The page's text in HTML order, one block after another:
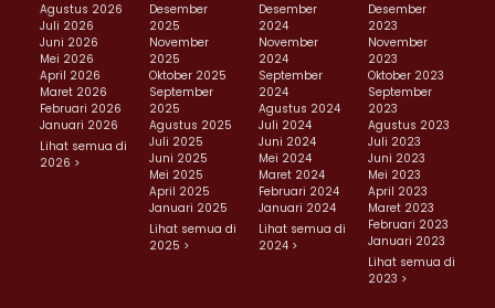
Agustus 2026
Juli 2026
Juni 2026
Mei 2026
April 2026
Maret 2026
Februari 2026
Januari 2026
Lihat semua di
2026 >
Desember
2025
November
2025
Oktober 2025
September
2025
Agustus 2025
Juli 2025
Juni 2025
Mei 2025
April 2025
Januari 2025
Lihat semua di
2025 >
Desember
2024
November
2024
September
2024
Agustus 2024
Juli 2024
Juni 2024
Mei 2024
Maret 2024
Februari 2024
Januari 2024
Lihat semua di
2024 >
Desember
2023
November
2023
Oktober 2023
September
2023
Agustus 2023
Juli 2023
Juni 2023
Mei 2023
April 2023
Maret 2023
Februari 2023
Januari 2023
Lihat semua di
2023 >